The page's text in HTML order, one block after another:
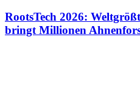
RootsTech 2026:
bringt Millionen